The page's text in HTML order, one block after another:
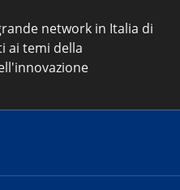
network in Italia di
ai temi della